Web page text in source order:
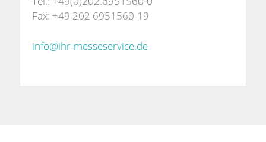
Fax: +49 202 6951560-19
info@ihr-messeservice.de